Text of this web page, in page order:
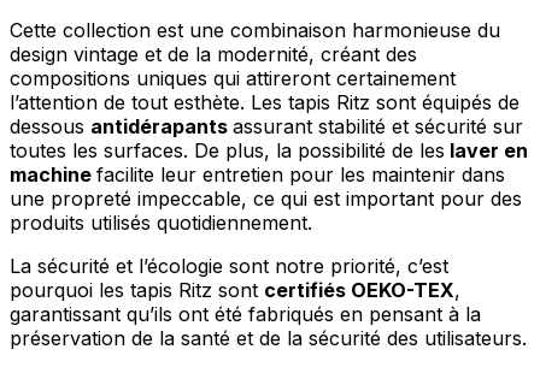
Cette collection est une combinaison harmonieuse du
design vintage et de la modernité, créant des
compositions uniques qui attireront certainement
l’attention de tout esthète. Les tapis Ritz sont équipés de
dessous antidérapants assurant stabilité et sécurité sur
toutes les surfaces. De plus, la possibilité de les laver en
machine facilite leur entretien pour les maintenir dans
une propreté impeccable, ce qui est important pour des
produits utilisés quotidiennement.
La sécurité et l’écologie sont notre priorité, c’est
pourquoi les tapis Ritz sont certifiés OEKO-TEX,
garantissant qu’ils ont été fabriqués en pensant à la
préservation de la santé et de la sécurité des utilisateurs.